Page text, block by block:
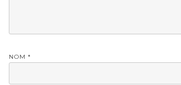
NOM *